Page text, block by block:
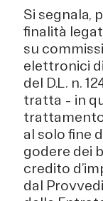
Si segnala,
finalità
su
elettronici
del D.L. n.
tratta – in
trattamento
al solo fine
godere dei
credito
dal